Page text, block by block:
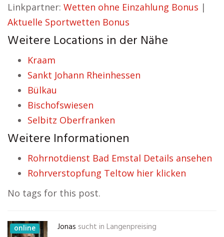
Linkpartner: Wetten ohne Einzahlung Bonus |
Aktuelle Sportwetten Bonus
Weitere Locations in der Nähe
Kraam
Sankt Johann Rheinhessen
Bülkau
Bischofswiesen
Selbitz Oberfranken
Weitere Informationen
Rohrnotdienst Bad Emstal Details ansehen
Rohrverstopfung Teltow hier klicken
No tags for this post.
online Jonas sucht in Langenpreising